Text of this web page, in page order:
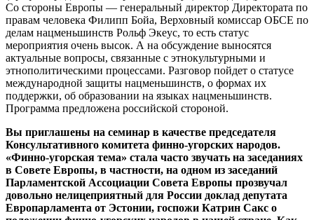
Со стороны Европы — генеральный директор Директората по
правам человека Филипп Бойа, Верховный комиссар ОБСЕ по
делам нацменьшинств Рольф Экеус, то есть статус
мероприятия очень высок. А на обсуждение выносятся
актуальные вопросы, связанные с этнокультурными и
этнополитическими процессами. Разговор пойдет о статусе
международной защиты нацменьшинств, о формах их
поддержки, об образовании на языках нацменьшинств.
Программа предложена российской стороной.
Вы приглашены на семинар в качестве председателя
Консультативного комитета финно-угорских народов.
«Финно-угорская тема» стала часто звучать на заседаниях
в Совете Европы, в частности, на одном из заседаний
Парламентской Ассоциации Совета Европы прозвучал
довольно нелицеприятный для России доклад депутата
Европарламента от Эстонии, госпожи Катрин Сакс о